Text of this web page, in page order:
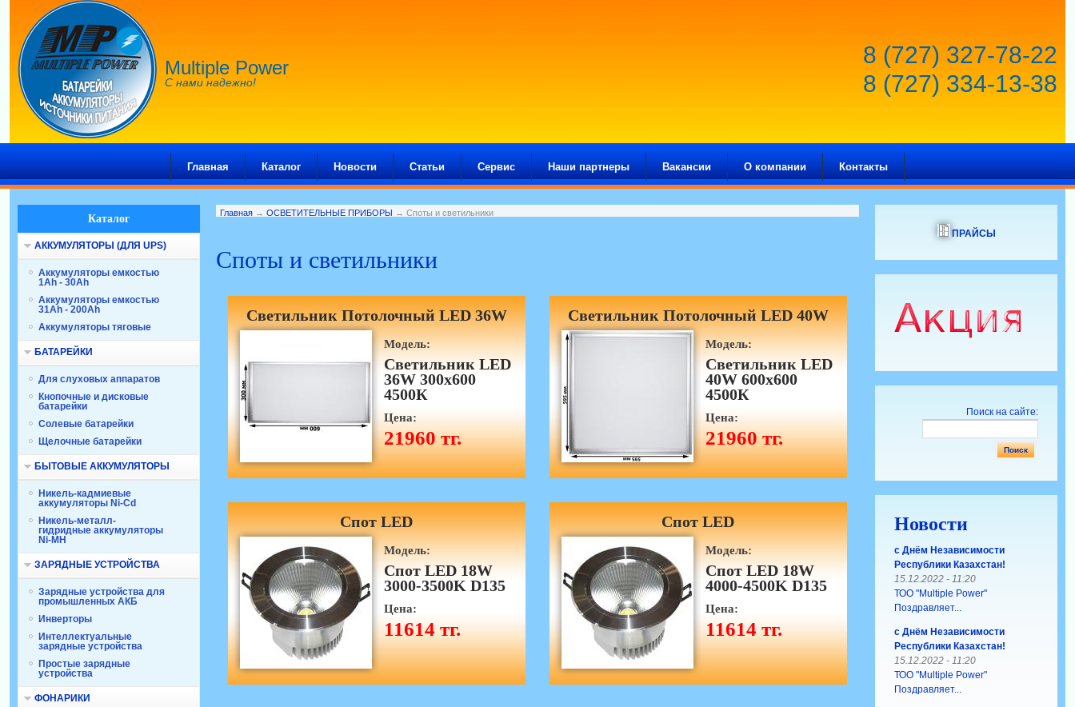
Multiple Power
С нами надежно!
8 (727) 327-78-22
8 (727) 334-13-38
Главная Каталог Новости Статьи Сервис Наши партнеры Вакансии О компании Контакты
Каталог
АККУМУЛЯТОРЫ (ДЛЯ UPS)
Аккумуляторы емкостью
1Ah - 30Ah
Аккумуляторы емкостью
31Ah - 200Ah
Аккумуляторы тяговые
БАТАРЕЙКИ
Для слуховых аппаратов
Кнопочные и дисковые
батарейки
Солевые батарейки
Щелочные батарейки
БЫТОВЫЕ АККУМУЛЯТОРЫ
Никель-кадмиевые
аккумуляторы Ni-Cd
Никель-металл-
гидридные аккумуляторы
Ni-MH
ЗАРЯДНЫЕ УСТРОЙСТВА
Зарядные устройства для
промышленных АКБ
Инверторы
Интеллектуальные
зарядные устройства
Простые зарядные
устройства
ФОНАРИКИ
Главная→ ОСВЕТИТЕЛЬНЫЕ ПРИБОРЫ → Споты и светильники
Споты и светильники
Светильник Потолочный LED 36W
Модель:
Светильник LED
36W 300х600
4500К
Цена:
21960 тг.
Светильник Потолочный LED 40W
Модель:
Светильник LED
40W 600х600
4500К
Цена:
21960 тг.
Спот LED
Модель:
Спот LED 18W
3000-3500K D135
Цена:
11614 тг.
Спот LED
Модель:
Спот LED 18W
4000-4500K D135
Цена:
11614 тг.
ПРАЙСЫ
Поиск на сайте:
Новости
с Днём Независимости
Республики Казахстан!
15.12.2022 - 11:20
ТОО "Multiple Power"
Поздравляет...
с Днём Независимости
Республики Казахстан!
15.12.2022 - 11:20
ТОО "Multiple Power"
Поздравляет...